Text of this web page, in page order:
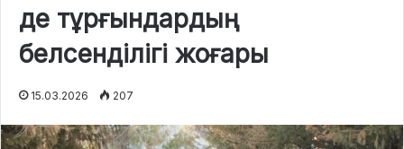
де тұрғындардың
белсенділігі жоғары
15.03.2026 207